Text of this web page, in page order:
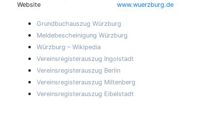
Website
www.wuerzburg.de
Grundbuchauszug Würzburg
Meldebescheinigung Würzburg
Würzburg – Wikipedia
Vereinsregisterauszug Ingolstadt
Vereinsregisterauszug Berlin
Vereinsregisterauszug Miltenberg
Vereinsregisterauszug Eibelstadt